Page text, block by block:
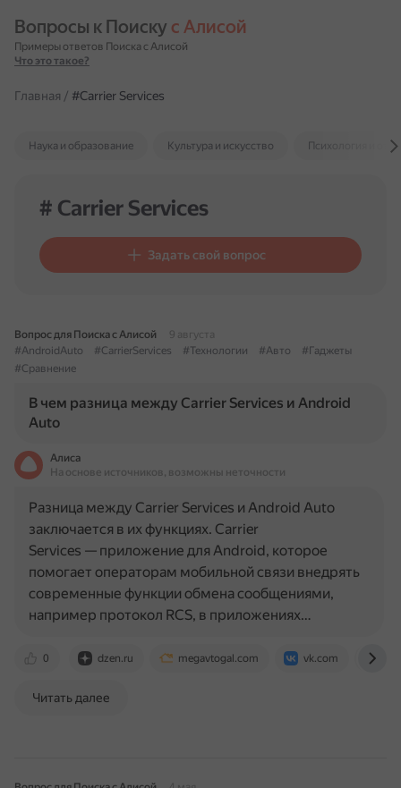
Вопросы к Поиску с Алисой
Примеры ответов Поиска с Алисой
Что это такое?
Главная / #Carrier Services
Наука и образование Культура и искусство Психология и
# Carrier Services
Задать свой вопрос
Вопрос для Поиска с Алисой
9 августа
#AndroidAuto
#CarrierServices #Технологии #Авто
#Гаджеты
#Сравнение
В чем разница между Carrier Services и Android
Auto
Алиса
На основе источников, возможны неточности
0 dzen.ru megavtogal.com vk.com
Разница между Carrier Services и Android Auto
заключается в их функциях. Carrier
Services — приложение для Android, которое
помогает операторам мобильной связи внедрять
современные функции обмена сообщениями,
например протокол RCS, в приложениях…
Читать далее